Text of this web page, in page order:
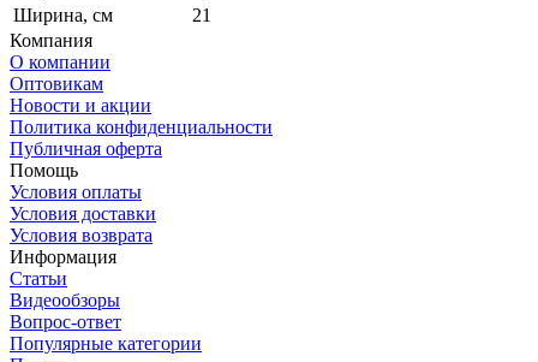
Ширина, см
21
Компания
О компании
Оптовикам
Новости и акции
Политика конфиденциальности
Публичная оферта
Помощь
Условия оплаты
Условия доставки
Условия возврата
Информация
Статьи
Видеообзоры
Вопрос-ответ
Популярные категории